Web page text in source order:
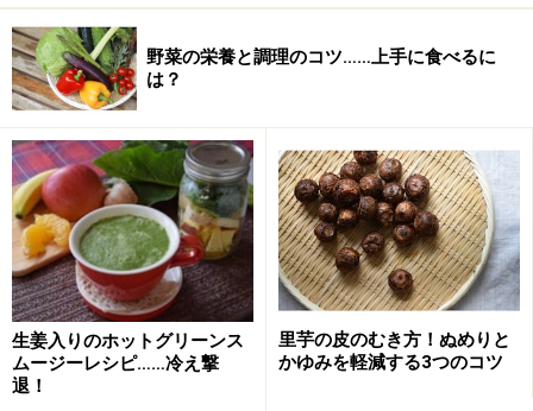
よい梅の選び方
稀に赤い斑点の出ている梅がありますが、無農薬栽培の
梅によく見られものです。問題はありません
全体的に傷がなく、粒がそろっているものを選びま
す
小梅は鮮度とカリカリの硬さが命。しなびたり、黄
色く熟していないものを選びましょう
青梅は、出始めの鮮度のよいものを選びましょう。
野菜の栄養と調理のコツ……上手に食べるに
は？
生姜入りのホットグリーンス
ムージーレシピ……冷え撃
退！
里芋の皮のむき方！ぬめりと
かゆみを軽減する3つのコツ